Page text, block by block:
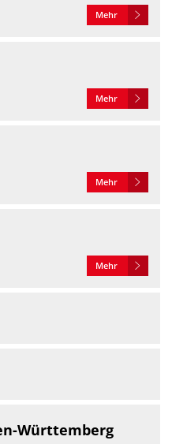
Mehr
Mehr
Mehr
Mehr
Württemberg